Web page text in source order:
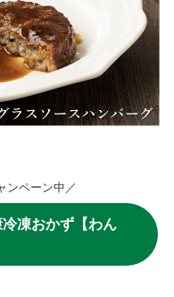
ンペーン中／
凍おかず【わん